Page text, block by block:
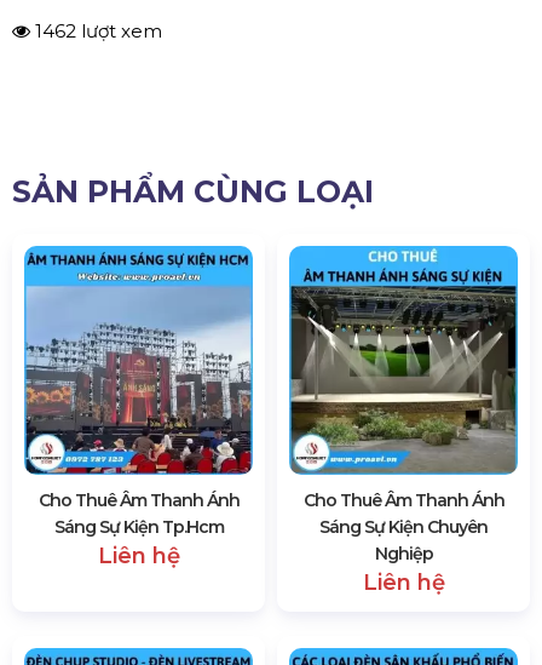
1462 lượt xem
SẢN PHẨM CÙNG LOẠI
Cho Thuê Âm Thanh Ánh
Sáng Sự Kiện Tp.hcm
Liên hệ
Cho Thuê Âm Thanh Ánh
Sáng Sự Kiện Chuyên
Nghiệp
Liên hệ